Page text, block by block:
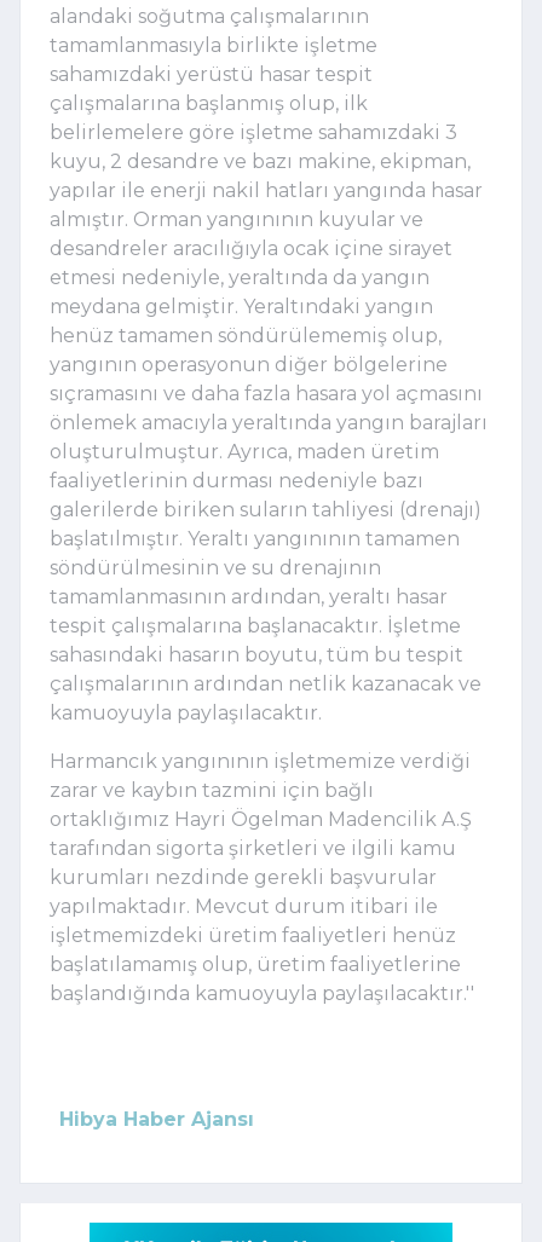
alandaki soğutma çalışmalarının
tamamlanmasıyla birlikte işletme
sahamızdaki yerüstü hasar tespit
çalışmalarına başlanmış olup, ilk
belirlemelere göre işletme sahamızdaki 3
kuyu, 2 desandre ve bazı makine, ekipman,
yapılar ile enerji nakil hatları yangında hasar
almıştır. Orman yangınının kuyular ve
desandreler aracılığıyla ocak içine sirayet
etmesi nedeniyle, yeraltında da yangın
meydana gelmiştir. Yeraltındaki yangın
henüz tamamen söndürülememiş olup,
yangının operasyonun diğer bölgelerine
sıçramasını ve daha fazla hasara yol açmasını
önlemek amacıyla yeraltında yangın barajları
oluşturulmuştur. Ayrıca, maden üretim
faaliyetlerinin durması nedeniyle bazı
galerilerde biriken suların tahliyesi (drenajı)
başlatılmıştır. Yeraltı yangınının tamamen
söndürülmesinin ve su drenajının
tamamlanmasının ardından, yeraltı hasar
tespit çalışmalarına başlanacaktır. İşletme
sahasındaki hasarın boyutu, tüm bu tespit
çalışmalarının ardından netlik kazanacak ve
kamuoyuyla paylaşılacaktır.
Harmancık yangınının işletmemize verdiği
zarar ve kaybın tazmini için bağlı
ortaklığımız Hayri Ögelman Madencilik A.Ş
tarafından sigorta şirketleri ve ilgili kamu
kurumları nezdinde gerekli başvurular
yapılmaktadır. Mevcut durum itibari ile
işletmemizdeki üretim faaliyetleri henüz
başlatılamamış olup, üretim faaliyetlerine
başlandığında kamuoyuyla paylaşılacaktır.''
Hibya Haber Ajansı